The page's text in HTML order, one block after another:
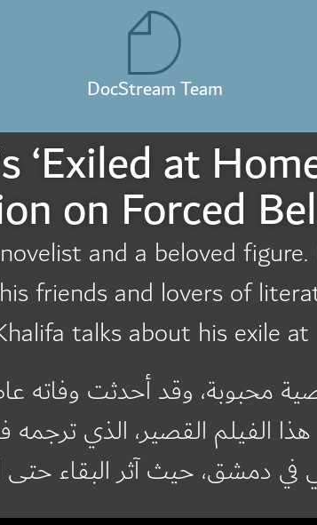
DocStream Team
‘Exiled at
on Forced
and a beloved
friends and lovers of
talks about his exile
محبوبة، وقد أحدثت وفاته
هذا الفيلم القصير، الذي ترجمه
في دمشق، حيث آثر البقاء حتى